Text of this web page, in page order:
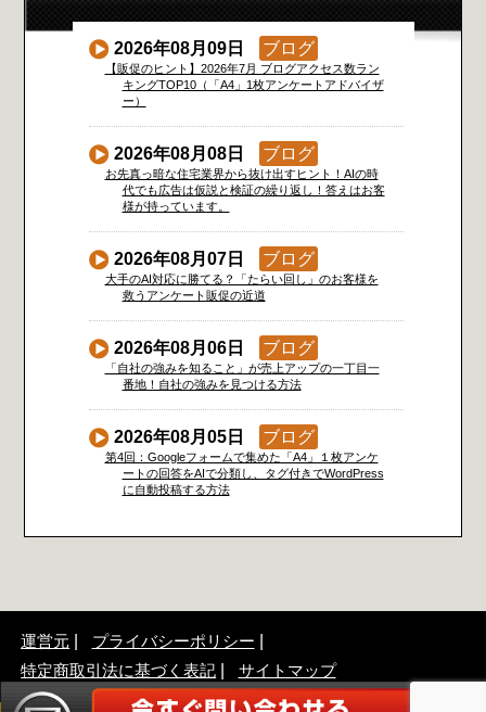
2026年08月09日 ブログ
【販促のヒント】2026年7月 ブログアクセス数ラン
キングTOP10（「A4」1枚アンケートアドバイザ
ー）
2026年08月08日 ブログ
お先真っ暗な住宅業界から抜け出すヒント！AIの時
代でも広告は仮説と検証の繰り返し！答えはお客
様が持っています。
2026年08月07日 ブログ
大手のAI対応に勝てる？「たらい回し」のお客様を
救うアンケート販促の近道
2026年08月06日 ブログ
「自社の強みを知ること」が売上アップの一丁目一
番地！自社の強みを見つける方法
2026年08月05日 ブログ
第4回：Googleフォームで集めた「A4」１枚アンケ
ートの回答をAIで分類し、タグ付きでWordPress
に自動投稿する方法
運営元
プライバシーポリシー
特定商取引法に基づく表記
サイトマップ